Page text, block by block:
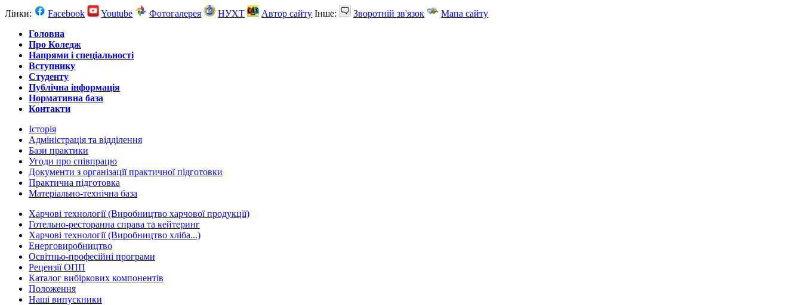
Лінки: Facebook Youtube Фотогалерея НУХТ Автор сайту Інше: Зворотній зв'язок
Мапа сайту
Головна
Про Коледж
Напрями і спеціальності
Вступнику
Студенту
Публічна інформація
Нормативна база
Контакти
Історія
Адміністрація та відділення
Бази практики
Угоди про співпрацю
Документи з організації практичної підготовки
Практична підготовка
Матеріально-технічна база
Харчові технології (Виробництво харчової продукції)
Готельно-ресторанна справа та кейтеринг
Харчові технології (Виробництво хліба...)
Енерговиробництво
Оcвітньо-професійні програми
Рецензії ОПП
Каталог вибіркових компонентів
Положення
Наші випускники